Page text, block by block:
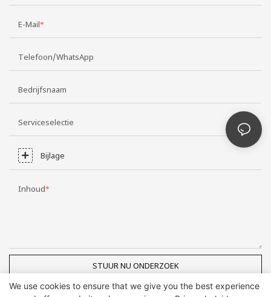
E-Mail
Telefoon/WhatsApp
Bedrijfsnaam
Serviceselectie
Bijlage
Inhoud
STUUR NU ONDERZOEK
We use cookies to ensure that we give you the best experience